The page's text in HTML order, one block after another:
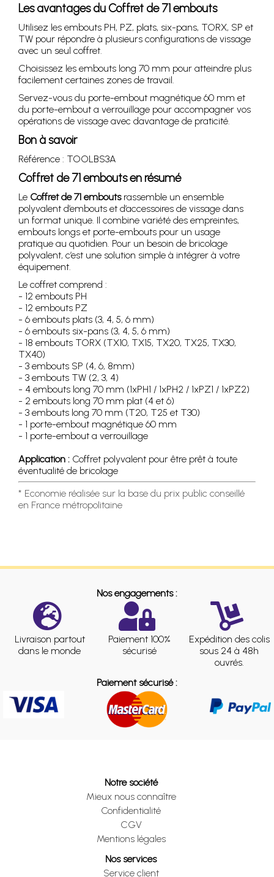
Les avantages du Coffret de 71 embouts
Utilisez les embouts PH, PZ, plats, six-pans, TORX, SP et
TW pour répondre à plusieurs configurations de vissage
avec un seul coffret.
Choisissez les embouts long 70 mm pour atteindre plus
facilement certaines zones de travail.
Servez-vous du porte-embout magnétique 60 mm et
du porte-embout a verrouillage pour accompagner vos
opérations de vissage avec davantage de praticité.
Bon à savoir
Référence : TOOLBS3A
Coffret de 71 embouts en résumé
Le Coffret de 71 emboutsrassemble un ensemble
polyvalent d’embouts et d’accessoires de vissage dans
un format unique. Il combine variété des empreintes,
embouts longs et porte-embouts pour un usage
pratique au quotidien. Pour un besoin de bricolage
polyvalent, c’est une solution simple à intégrer à votre
équipement.
Le coffret comprend :
- 12 embouts PH
- 12 embouts PZ
- 6 embouts plats (3, 4, 5, 6 mm)
- 6 embouts six-pans (3, 4, 5, 6 mm)
- 18 embouts TORX (TX10, TX15, TX20, TX25, TX30,
TX40)
- 3 embouts SP (4, 6, 8mm)
- 3 embouts TW (2, 3, 4)
- 4 embouts long 70 mm (1xPH1 / 1xPH2 / 1xPZ1 / 1xPZ2)
- 2 embouts long 70 mm plat (4 et 6)
- 3 embouts long 70 mm (T20, T25 et T30)
- 1 porte-embout magnétique 60 mm
- 1 porte-embout a verrouillage
Application : Coffret polyvalent pour être prêt à toute
éventualité de bricolage
* Economie réalisée sur la base du prix public conseillé
en France métropolitaine
Nos engagements :
Livraison partout
dans le monde
Paiement 100%
sécurisé
Expédition des colis
sous 24 à 48h
ouvrés.
Paiement sécurisé :
Notre société
Mieux nous connaître
Confidentialité
CGV
Mentions légales
Nos services
Service client